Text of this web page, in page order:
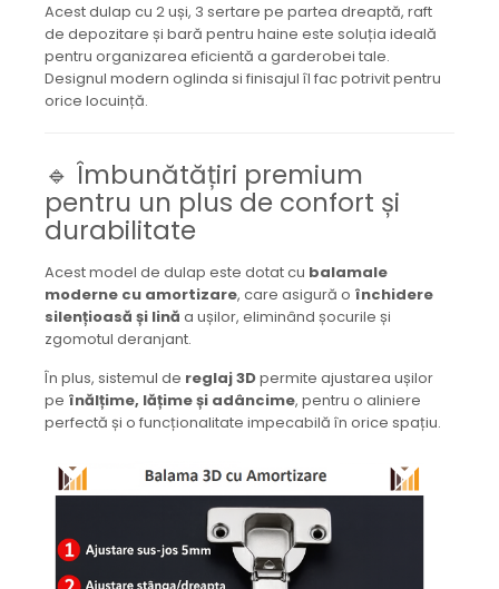
Acest dulap cu 2 uși, 3 sertare pe partea dreaptă, raft
de depozitare și bară pentru haine este soluția ideală
pentru organizarea eficientă a garderobei tale.
Designul modern oglinda si finisajul îl fac potrivit pentru
orice locuință.
🔹 Îmbunătățiri premium
pentru un plus de confort și
durabilitate
Acest model de dulap este dotat cu balamale
moderne cu amortizare, care asigură o închidere
silențioasă și lină a ușilor, eliminând șocurile și
zgomotul deranjant.
În plus, sistemul de reglaj 3Dpermite ajustarea ușilor
pe înălțime, lățime și adâncime, pentru o aliniere
perfectă și o funcționalitate impecabilă în orice spațiu.